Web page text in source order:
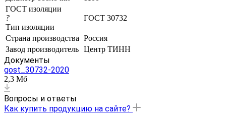
ГОСТ изоляции
?
Тип изоляции
ГОСТ 30732
Страна производства Россия
Завод производитель Центр ТИНН
Документы
gost_30732-2020
2,3 Мб
Вопросы и ответы
Как купить продукцию на сайте?